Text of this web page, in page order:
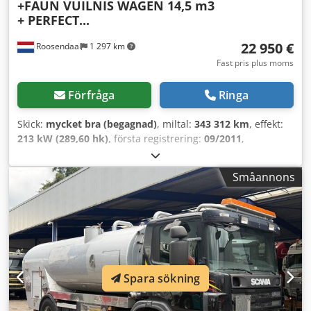
Roosendaal 1 297 km
+FAUN VUILNIS WAGEN 14,5 m3
+ PERFECT...
22 950 €
Fast pris plus moms
Förfråga Ringa
Skick: mycket bra (begagnad), miltal: 343 312 km, effekt:
213 kW (289,60 hk), första registrering: 09/2011,
, axelkonfiguration:
färg:annan, förarhytt:dagskåp, växeltyp:automatisk,
emissionsklass:
, antal säten:3 , Tillverkningsår:
2011, drifttimmar: 38 568 h, Utrustning:ABS, elektrisk
fönsterhiss, elstyrd spegel, luftkonditionering, =
Ytterligare alternativ och tillbehör = - 3 stolar Cedpfozq Ar
Uox Al Dorf - Radio/CD-spelare - Solskydd = Anmärkningar
= Påbyggnad Volym: 14,5 m3 = Ytterligare information =
Allmän information Antal dörrar: 2 Hytt: enkel
Registreringsnummer: BV263RR Axelkonfiguration
Framaxel: styrbar Bakaxel: dubbeldäck Vikter Tjänstevikt:
Småannons
Spara sökning